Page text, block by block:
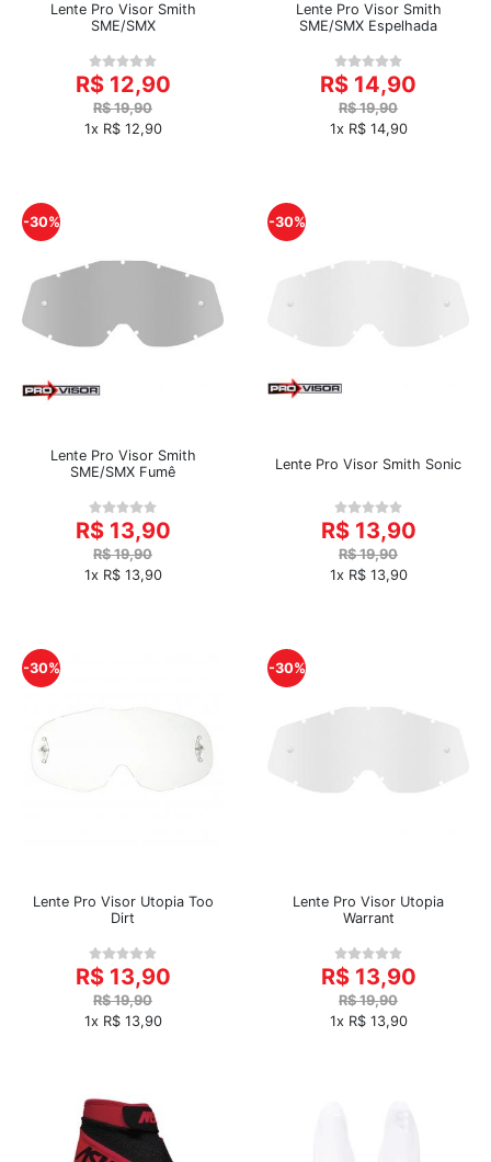
Lente Pro Visor Smith
SME/SMX
R$ 12,90
R$ 19,90
1x R$ 12,90
Lente Pro Visor Smith
SME/SMX Espelhada
R$ 14,90
R$ 19,90
1x R$ 14,90
-30%
Lente Pro Visor Smith
SME/SMX Fumê
R$ 13,90
R$ 19,90
1x R$ 13,90
-30%
Lente Pro Visor Smith Sonic
R$ 13,90
R$ 19,90
1x R$ 13,90
-30%
Lente Pro Visor Utopia Too
Dirt
R$ 13,90
R$ 19,90
1x R$ 13,90
-30%
Lente Pro Visor Utopia
Warrant
R$ 13,90
R$ 19,90
1x R$ 13,90